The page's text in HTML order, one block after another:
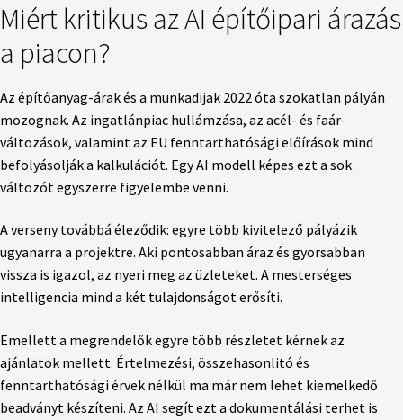
Miért kritikus az AI építőipari árazás
a piacon?
Az építőanyag-árak és a munkadijak 2022 óta szokatlan pályán
mozognak. Az ingatlánpiac hullámzása, az acél- és faár-
változások, valamint az EU fenntarthatósági előírások mind
befolyásolják a kalkulációt. Egy AI modell képes ezt a sok
változót egyszerre figyelembe venni.
A verseny továbbá éleződik: egyre több kivitelező pályázik
ugyanarra a projektre. Aki pontosabban áraz és gyorsabban
vissza is igazol, az nyeri meg az üzleteket. A mesterséges
intelligencia mind a két tulajdonságot erősíti.
Emellett a megrendelők egyre több részletet kérnek az
ajánlatok mellett. Értelmezési, összehasonlitó és
fenntarthatósági érvek nélkül ma már nem lehet kiemelkedő
beadványt készíteni. Az AI segít ezt a dokumentálási terhet is